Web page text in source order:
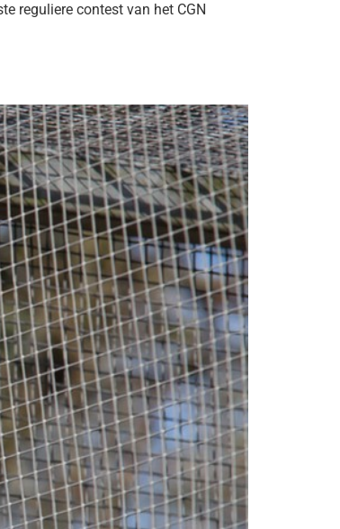
reguliere contest van het CGN